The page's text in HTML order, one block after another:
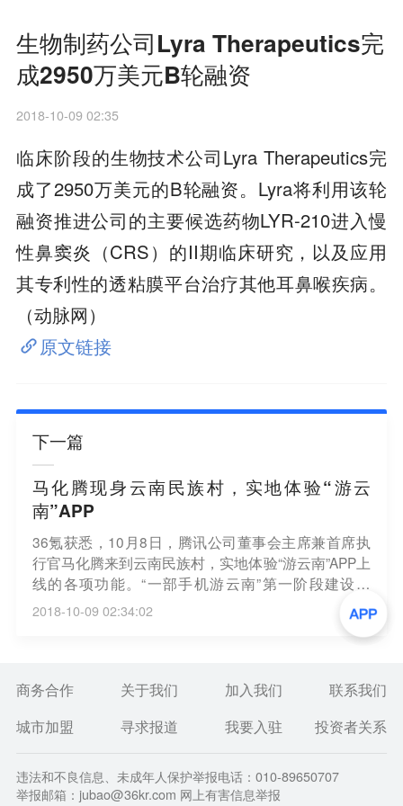
生物制药公司Lyra Therapeutics完
成2950万美元B轮融资
2018-10-09 02:35
临床阶段的生物技术公司Lyra Therapeutics完
成了2950万美元的B轮融资。Lyra将利用该轮
融资推进公司的主要候选药物LYR-210进入慢
性鼻窦炎（CRS）的II期临床研究，以及应用
其专利性的透粘膜平台治疗其他耳鼻喉疾病。
（动脉网）
原文链接
下一篇
马化腾现身云南民族村，实地体验“游云
南”APP
36氪获悉，10月8日，腾讯公司董事会主席兼首席执
行官马化腾来到云南民族村，实地体验“游云南”APP上
线的各项功能。“一部手机游云南”第一阶段建设成
果“游云南”APP自6月1日上线试运行以来，经过几个
2018-10-09 02:34:02
商务合作 关于我们 加入我们
联系我们
城市加盟
寻求报道 我要入驻 投资者关系
违法和不良信息、未成年人保护举报电话：010-89650707
举报邮箱：jubao@36kr.com 网上有害信息举报